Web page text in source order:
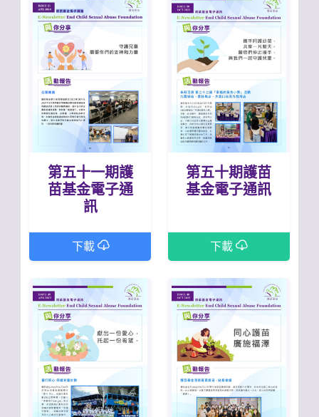
第五十一期護
苗基金電子通
訊
下載
第五十期護苗
基金電子通訊
下載